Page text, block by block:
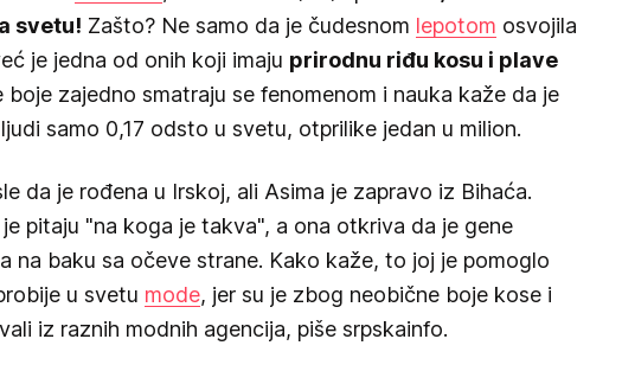
svetu! Zašto? Ne samo da je čudesnom lepotom osvojila
je jedna od onih koji imaju prirodnu riđu kosu i plave
boje zajedno smatraju se fenomenom i nauka kaže da je
samo 0,17 odsto u svetu, otprilike jedan u milion.
da je rođena u Irskoj, ali Asima je zapravo iz Bihaća.
pitaju "na koga je takva", a ona otkriva da je gene
na baku sa očeve strane. Kako kaže, to joj je pomoglo
u svetu mode, jer su je zbog neobične boje kose i
iz raznih modnih agencija, piše srpskainfo.